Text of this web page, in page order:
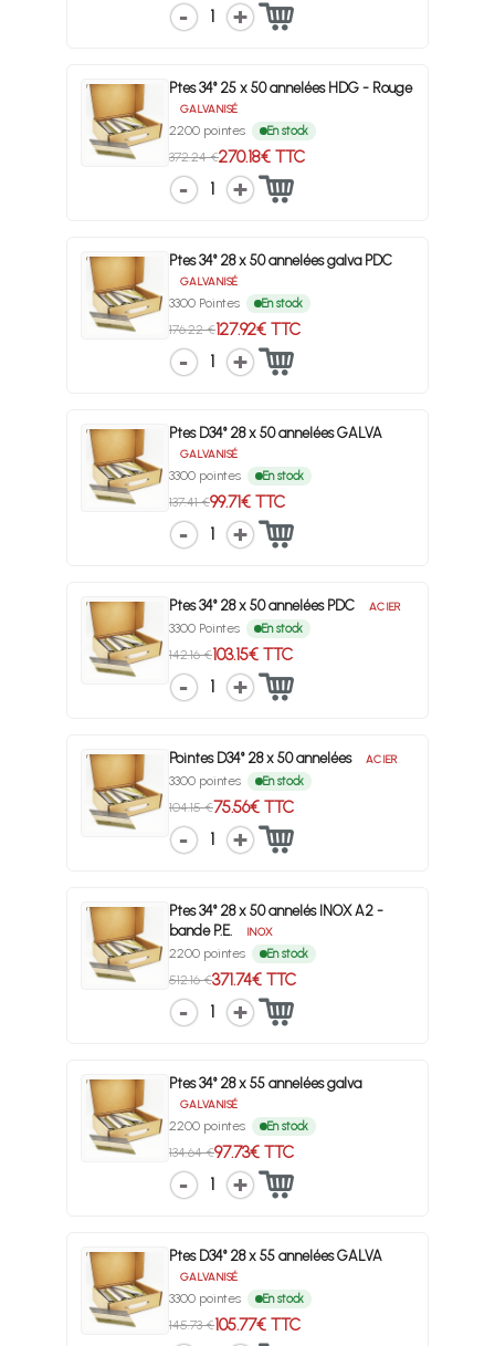
1
Ptes 34° 25 x 50 annelées HDG - Rouge
GALVANISÉ
2200 pointes En stock
372.24 €270.18€ TTC
1
Ptes 34° 28 x 50 annelées galva PDC
GALVANISÉ
3300 Pointes En stock
176.22 €127.92€ TTC
1
Ptes D34° 28 x 50 annelées GALVA
GALVANISÉ
3300 pointes En stock
137.41 €99.71€ TTC
1
Ptes 34° 28 x 50 annelées PDC ACIER
3300 Pointes En stock
142.16 €103.15€ TTC
1
Pointes D34° 28 x 50 annelées ACIER
3300 pointes En stock
104.15 €75.56€ TTC
1
Ptes 34° 28 x 50 annelés INOX A2 -
bande P.E.
INOX
2200 pointes En stock
512.16 €371.74€ TTC
1
Ptes 34° 28 x 55 annelées galva
GALVANISÉ
2200 pointes En stock
134.64 €97.73€ TTC
1
Ptes D34° 28 x 55 annelées GALVA
GALVANISÉ
3300 pointes En stock
145.73 €105.77€ TTC